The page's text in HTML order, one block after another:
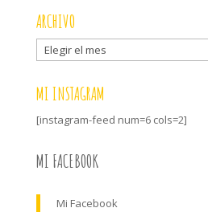
ARCHIVO
Archivo
MI INSTAGRAM
[instagram-feed num=6 cols=2]
MI FACEBOOK
Mi Facebook